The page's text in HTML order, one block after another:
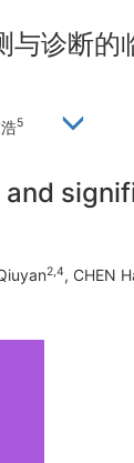
与诊断的
5
and
2,4, CHEN